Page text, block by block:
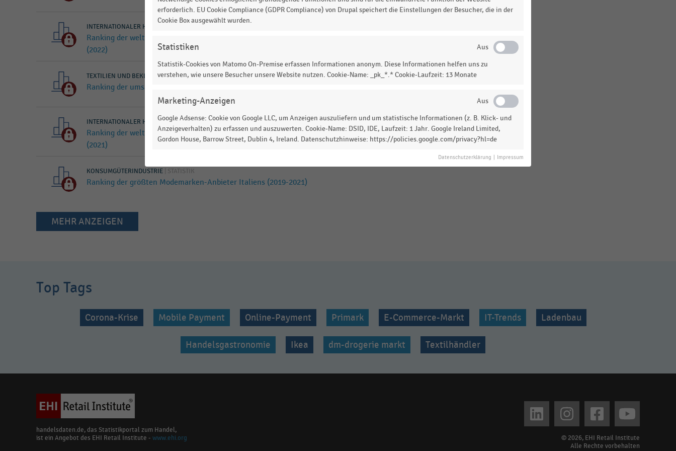
INTERNATIONALER HANDEL
Ranking der weltweit größten Luxusgüterunternehmen nach Umsatz
(2022)
TEXTILIEN UND BEKLEIDUNG|STATISTIK
Ranking der umsatzstärksten Modemarken-Anbieter in Europa (2021)
INTERNATIONALER HANDEL|STATISTIK
Ranking der weltweit größten Luxusgüterunternehmen nach Umsatz
(2021)
KONSUMGÜTERINDUSTRIE STATISTIK
Ranking der größten Modemarken-Anbieter Italiens (2019-2021)
MEHR ANZEIGEN
Top Tags
Corona-Krise Mobile Payment Online-Payment Primark E-Commerce-Markt IT-Trends Ladenbau
Handelsgastronomie Ikea dm-drogerie markt Textilhändler
handelsdaten.de, das Statistikportal zum Handel,
ist ein Angebot des EHI Retail Institute - www.ehi.org
© 2026, EHI Retail Institute
Alle Rechte vorbehalten
erforderlich. EU Cookie Compliance (GDPR Compliance) von Drupal speichert die Einstellungen der Besucher, die in der
Cookie Box ausgewählt wurden.
Statistiken
Statistik-Cookies von Matomo On-Premise erfassen Informationen anonym. Diese Informationen helfen uns zu
verstehen, wie unsere Besucher unsere Website nutzen. Cookie-Name: _pk_*.* Cookie-Laufzeit: 13 Monate
Marketing-Anzeigen
Google Adsense: Cookie von Google LLC, um Anzeigen auszuliefern und um statistische Informationen (z. B. Klick- und
Anzeigeverhalten) zu erfassen und auszuwerten. Cookie-Name: DSID, IDE, Laufzeit: 1 Jahr. Google Ireland Limited,
Gordon House, Barrow Street, Dublin 4, Ireland. Datenschutzhinweise: https://policies.google.com/privacy?hl=de
Datenschutzerklärung Impressum